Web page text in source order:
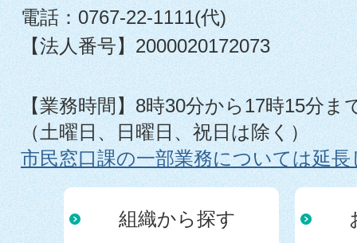
電話：0767-22-1111(代)
【法人番号】2000020172073
【業務時間】8時30分から17時15分ま
（土曜日、日曜日、祝日は除く）
市民窓口課の一部業務については延
組織から探す